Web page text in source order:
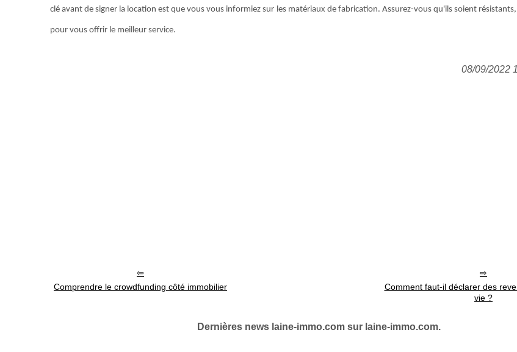
clé avant de signer la location est que vous vous informiez sur les matériaux de fabrication. Assurez-vous qu'ils soient
pour vous offrir le meilleur service.
08/09/2022
Comprendre le crowdfunding côté immobilier
Comment faut-il déclarer des
vie ?
Dernières news laine-immo.com sur laine-immo.com.